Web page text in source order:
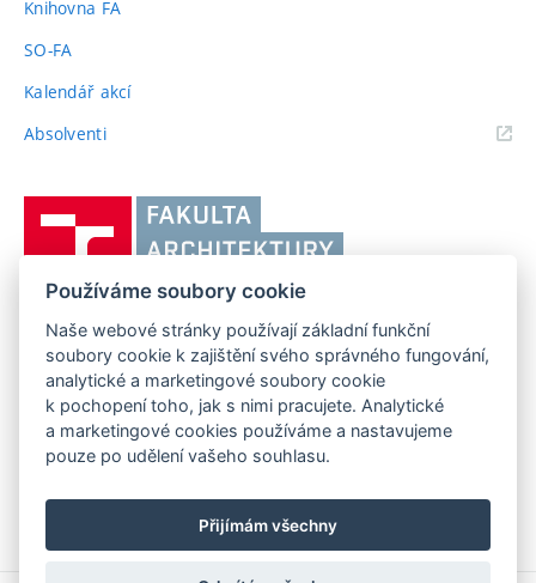
Knihovna FA
SO-FA
Kalendář akcí
Absolventi(externí
Brně,
Fakulta
architektury
FAKULTA ARCHITEKTURY VUT V BRNĚ
Poříčí 273/5, 639 00 Brno
Telefon: 54114 6600
www.fa.vutbr.cz
info@fa.vutbr.cz
Používáme soubory cookie
Naše webové stránky používají základní funkční
soubory cookie k zajištění svého správného fungování,
analytické a marketingové soubory cookie
k pochopení toho, jak s nimi pracujete. Analytické
a marketingové cookies používáme a nastavujeme
pouze po udělení vašeho souhlasu.
Přijímám všechny